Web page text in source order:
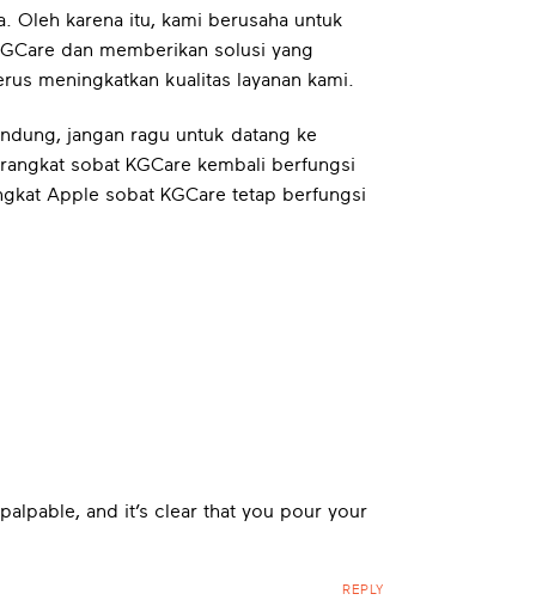
Oleh karena itu, kami berusaha untuk
dan memberikan solusi yang
meningkatkan kualitas layanan kami.
jangan ragu untuk datang ke
sobat KGCare kembali berfungsi
Apple sobat KGCare tetap berfungsi
and it’s clear that you pour your
REPLY